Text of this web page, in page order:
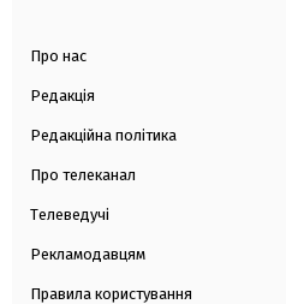
Про нас
Редакція
Редакційна політика
Про телеканал
Телеведучі
Рекламодавцям
Правила користування